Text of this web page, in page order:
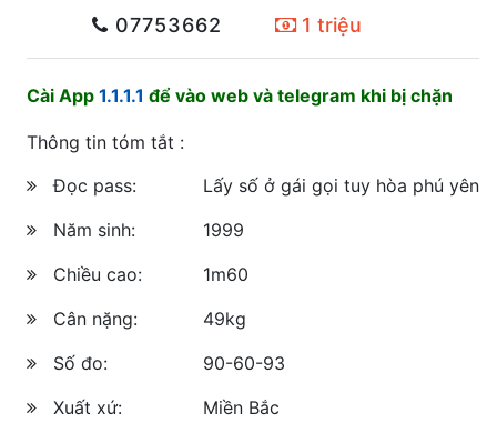
07753662 1 triệu
Cài App 1.1.1.1 để vào web và telegram khi bị chặn
Thông tin tóm tắt :
Đọc pass:
Lấy số ở gái gọi tuy hòa phú yên
Năm sinh:
1999
Chiều cao:
1m60
Cân nặng:
49kg
Số đo:
90-60-93
Xuất xứ:
Miền Bắc